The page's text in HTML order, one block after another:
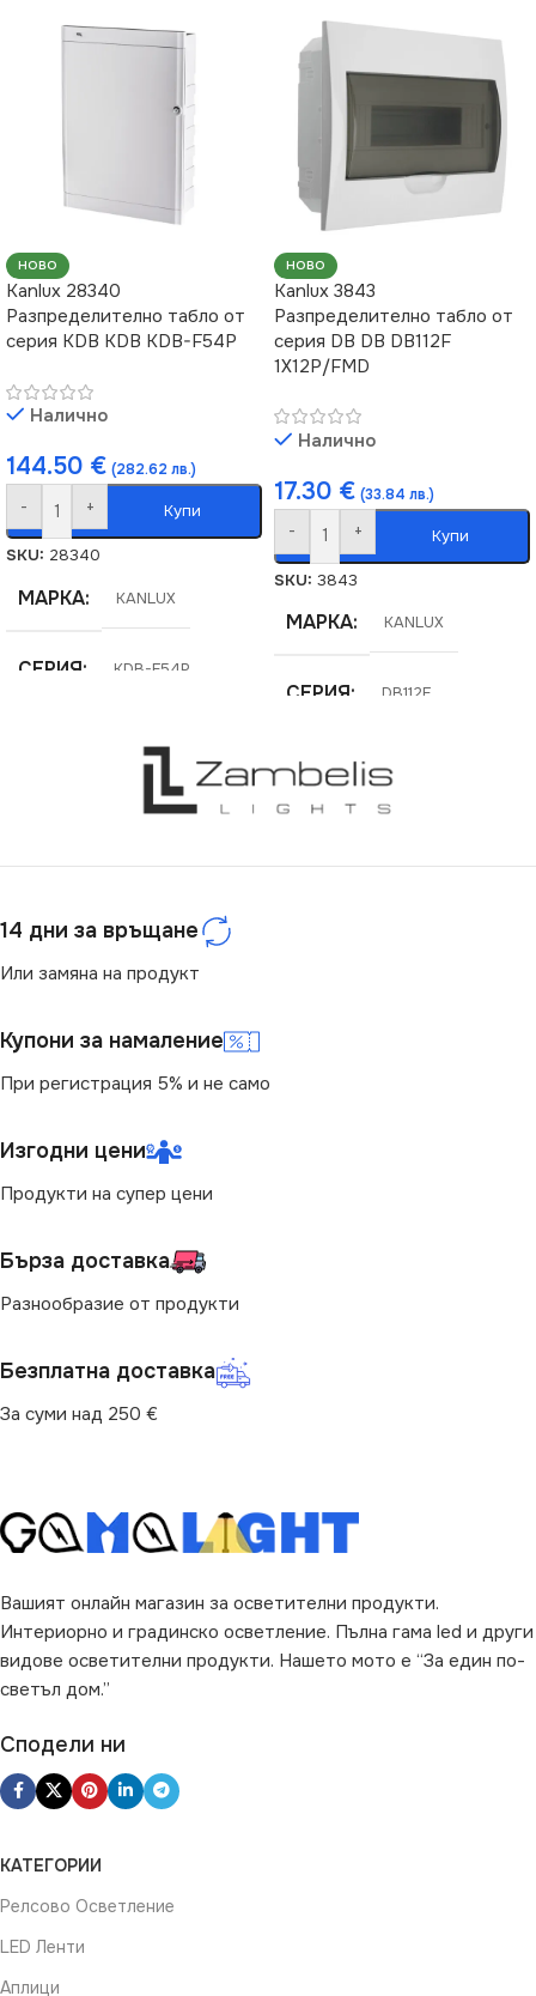
НОВО
Kanlux 28340
Разпределително табло от
серия KDB KDB KDB-F54P
Налично
144.50 € (282.62 лв.)
- + Купи
SKU: 28340
МАРКА KANLUX
СЕРИЯ KDB-F54P
НОВО
Kanlux 3843
Разпределително табло от
серия DB DB DB112F
1X12P/FMD
Налично
17.30 € (33.84 лв.)
- + Купи
SKU: 3843
МАРКА KANLUX
СЕРИЯ DB112F
СТЕПЕН НА ЗАЩИТА
14 дни за връщане
Или замяна на продукт
Купони за намаление
При регистрация 5% и не само
Изгодни цени
Продукти на супер цени
Бърза доставка
Разнообразие от продукти
Безплатна доставка
За суми над 250 €
Вашият онлайн магазин за осветителни продукти.
Интериорно и градинско осветление. Пълна гама led и други
видове осветителни продукти. Нашето мото е “За един по-
светъл дом.”
Сподели ни
КАТЕГОРИИ
Релсово Осветление
LED Ленти
Аплици